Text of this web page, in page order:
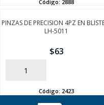
PINZAS DE PRECISION 4PZ EN
LH-5011
$63
AÑADIR
Código: 2423